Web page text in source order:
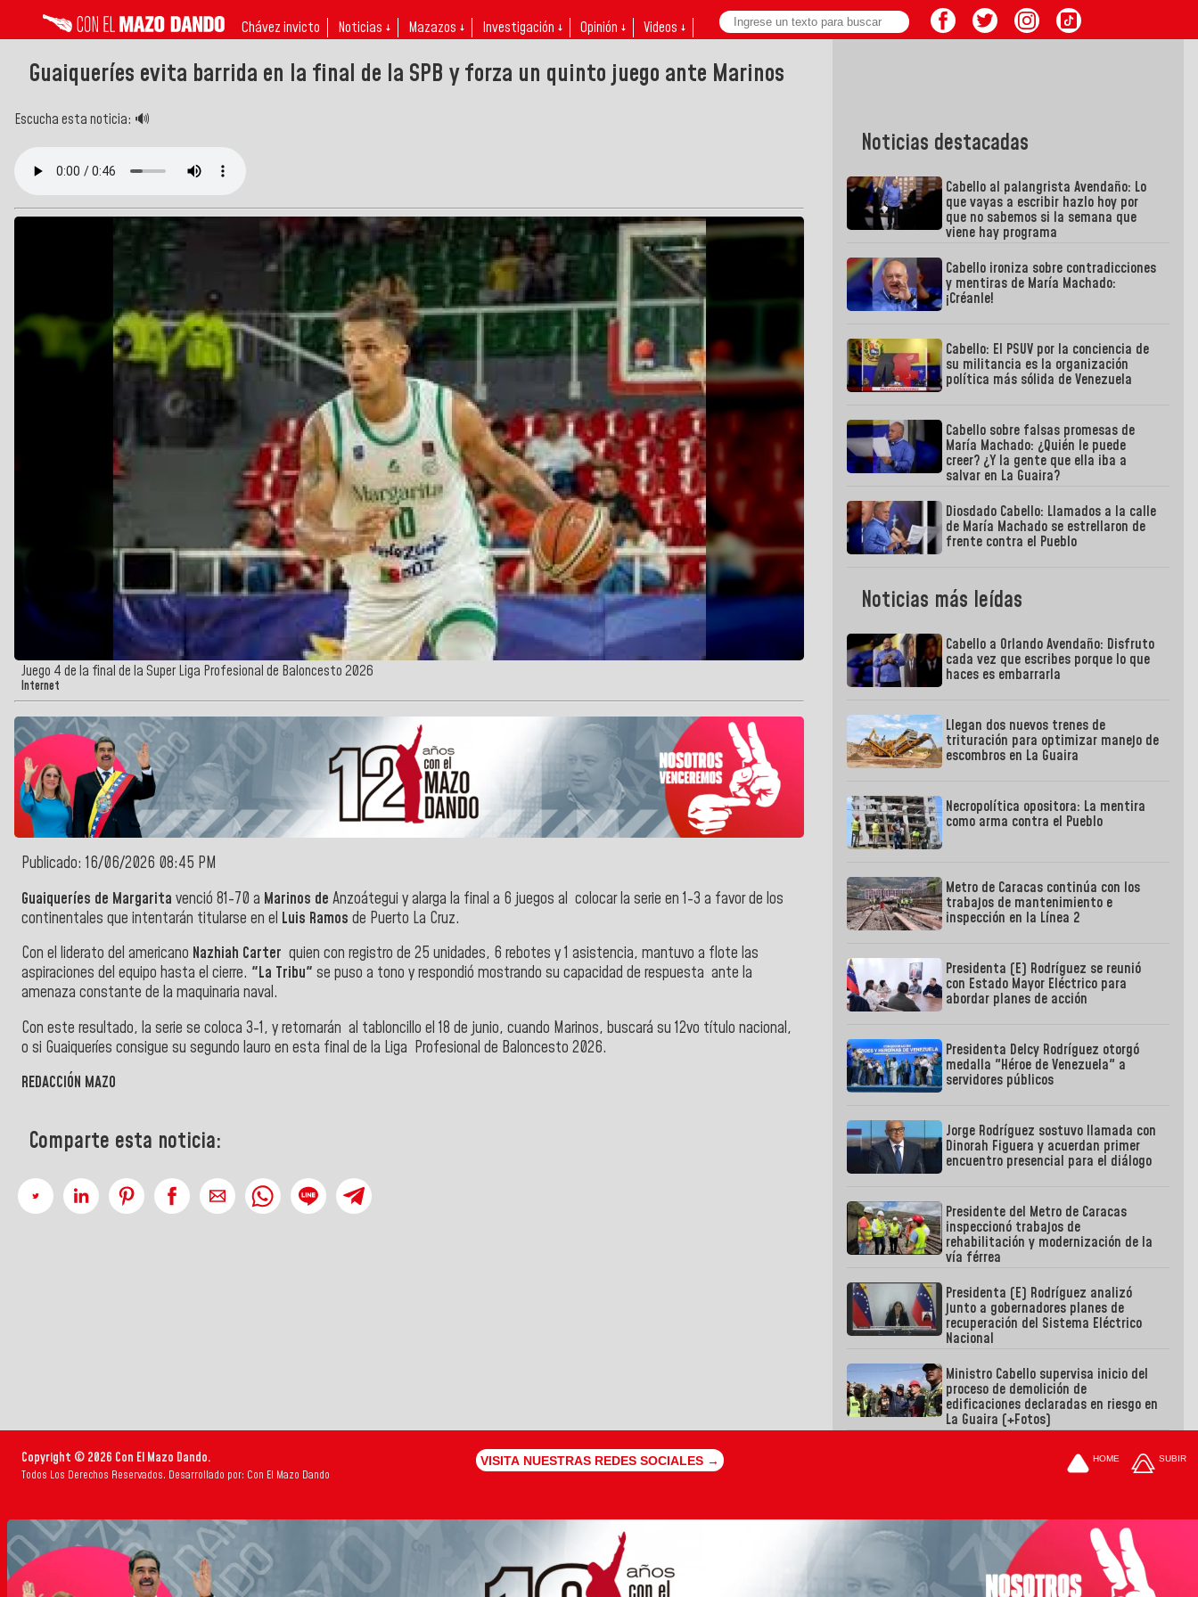
Chávez invicto Noticias ↓ Mazazos ↓ Investigación ↓ Opinión ↓ Videos ↓
Guaiqueríes evita barrida en la final de la SPB y forza un quinto juego ante Marinos
Escucha esta noticia: 🔊
Juego 4 de la final de la Super Liga Profesional de Baloncesto 2026
Internet
Publicado: 16/06/2026 08:45 PM
Guaiqueríes de Margarita venció 81-70 a Marinos de Anzoátegui y alarga la final a 6 juegos al colocar la serie en 1-3 a favor de los
continentales que intentarán titularse en el Luis Ramos de Puerto La Cruz.
Con el liderato del americano Nazhiah Carter quien con registro de 25 unidades, 6 rebotes y 1 asistencia, mantuvo a flote las
aspiraciones del equipo hasta el cierre. "La Tribu" se puso a tono y respondió mostrando su capacidad de respuesta ante la
amenaza constante de la maquinaria naval.
Con este resultado, la serie se coloca 3-1, y retornarán al tabloncillo el 18 de junio, cuando Marinos, buscará su 12vo título nacional,
o si Guaiqueríes consigue su segundo lauro en esta final de la Liga Profesional de Baloncesto 2026.
REDACCIÓN MAZO
Comparte esta noticia:
Noticias destacadas
Cabello al palangrista Avendaño: Lo
que vayas a escribir hazlo hoy por
que no sabemos si la semana que
viene hay programa
Cabello ironiza sobre contradicciones
y mentiras de María Machado:
¡Créanle!
Cabello: El PSUV por la conciencia de
su militancia es la organización
política más sólida de Venezuela
Cabello sobre falsas promesas de
María Machado: ¿Quién le puede
creer? ¿Y la gente que ella iba a
salvar en La Guaira?
Diosdado Cabello: Llamados a la calle
de María Machado se estrellaron de
frente contra el Pueblo
Noticias más leídas
Cabello a Orlando Avendaño: Disfruto
cada vez que escribes porque lo que
haces es embarrarla
Llegan dos nuevos trenes de
trituración para optimizar manejo de
escombros en La Guaira
Necropolítica opositora: La mentira
como arma contra el Pueblo
Metro de Caracas continúa con los
trabajos de mantenimiento e
inspección en la Línea 2
Presidenta (E) Rodríguez se reunió
con Estado Mayor Eléctrico para
abordar planes de acción
Presidenta Delcy Rodríguez otorgó
medalla "Héroe de Venezuela" a
servidores públicos
Jorge Rodríguez sostuvo llamada con
Dinorah Figuera y acuerdan primer
encuentro presencial para el diálogo
Presidente del Metro de Caracas
inspeccionó trabajos de
rehabilitación y modernización de la
vía férrea
Presidenta (E) Rodríguez analizó
junto a gobernadores planes de
recuperación del Sistema Eléctrico
Nacional
Ministro Cabello supervisa inicio del
proceso de demolición de
edificaciones declaradas en riesgo en
La Guaira (+Fotos)
Copyright © 2026 Con El Mazo Dando.
Todos Los Derechos Reservados. Desarrollado por: Con El Mazo Dando
VISITA NUESTRAS REDES SOCIALES → HOME SUBIR